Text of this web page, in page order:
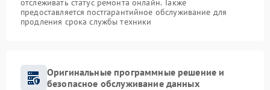
отслеживать статус ремонта онлайн. Также
предоставляется постгарантийное обслуживание для
продления срока службы техники
Оригинальные программные решение и
безопасное обслуживание данных